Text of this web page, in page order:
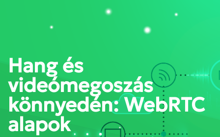
PORTÁL BELÉPÉS
Hang és
videómegoszás
könnyedén: WebRTC
alapok